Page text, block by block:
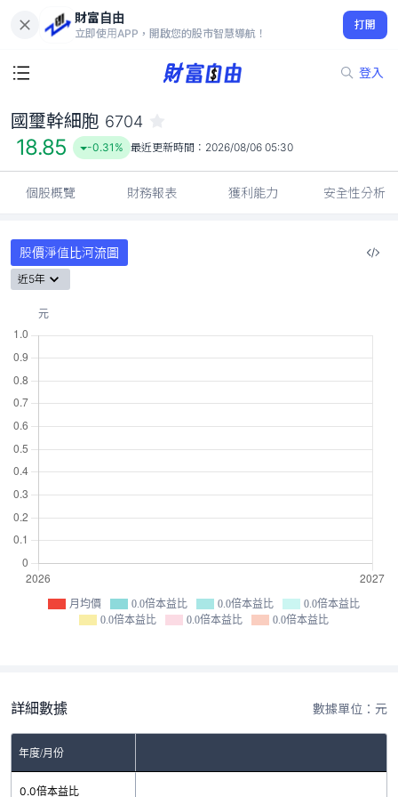
財富自由
立即使用APP，開啟您的股市智慧導航！
打開
登入
18.85
-0.31%
國璽幹細胞 6704
18.85 -0.31% 最近更新時間： 2026/08/06 05:30
個股概覽 財務報表 獲利能力 安全性分析
股價淨值比河流圖
近5年
月均價 0.0倍本益比 0.0倍本益比
0.0倍本益比
0.0倍本益比
0.0倍本益比 0.0倍本益比
詳細數據 數據單位：元
年度/月份
0.0倍本益比